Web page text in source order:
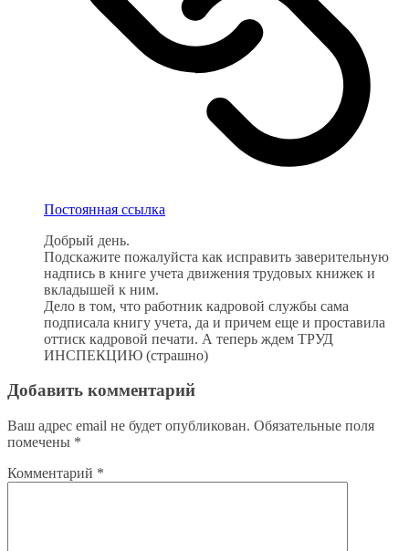
Постоянная ссылка
Добрый день.
Подскажите пожалуйста как исправить заверительную
надпись в книге учета движения трудовых книжек и
вкладышей к ним.
Дело в том, что работник кадровой службы сама
подписала книгу учета, да и причем еще и проставила
оттиск кадровой печати. А теперь ждем ТРУД
ИНСПЕКЦИЮ (страшно)
Добавить комментарий
Ваш адрес email не будет опубликован. Обязательные поля
помечены *
Комментарий *